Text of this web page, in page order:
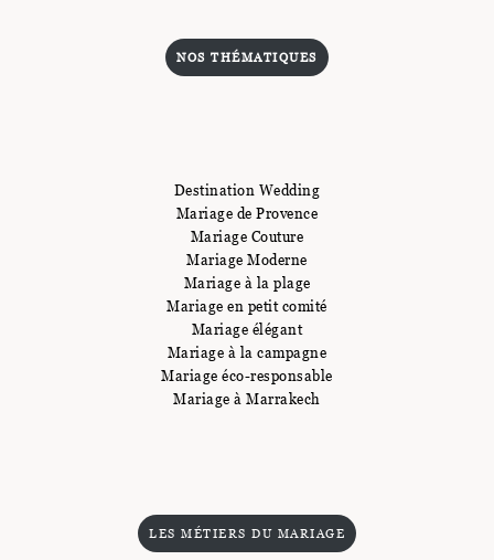
NOS THÉMATIQUES
Destination Wedding
Mariage de Provence
Mariage Couture
Mariage Moderne
Mariage à la plage
Mariage en petit comité
Mariage élégant
Mariage à la campagne
Mariage éco-responsable
Mariage à Marrakech
LES MÉTIERS DU MARIAGE